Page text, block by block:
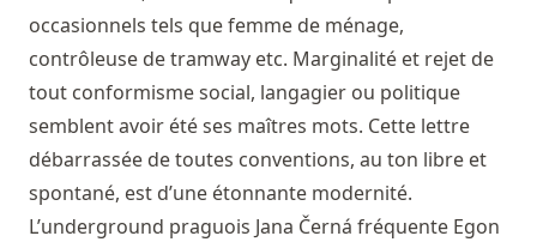
occasionnels tels que femme de ménage,
contrôleuse de tramway etc. Marginalité et rejet de
tout conformisme social, langagier ou politique
semblent avoir été ses maîtres mots. Cette lettre
débarrassée de toutes conventions, au ton libre et
spontané, est d’une étonnante modernité.
L’underground praguois Jana Černá fréquente Egon